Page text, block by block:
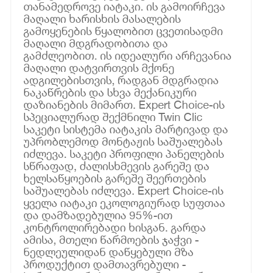
თანამედროვე იატაკი. ის გამოირჩევა
მაღალი ხარისხის მასალების
გამოყენების წყალობით ცვეთისადმი
მაღალი მდგრადობითა და
გამძლეობით. ის იდეალური არჩევანია
მაღალი დატვირთვის მქონე
ადგილებისთვის, რადგან მდგრადია
ნაკაწრების და სხვა მექანიკური
დაზიანების მიმართ. Expert Choice-ის
სპეციალურად შექმნილი Twin Clic
საკეტი სისტემა იატაკის მარტივად და
უპრობლემოდ მონტაჟის საშუალებას
იძლევა. საკეტი პროფილი პანელების
სწრაფად, ძალისხმევის გარეშე და
ხელსაწყოების გარეშე შეერთების
საშუალებას იძლევა. Expert Choice-ის
ყველა იატაკი ეკოლოგიურად სუფთაა
და დამზადებულია 95%-ით
კონტროლირებადი ხისგან. გარდა
ამისა, მთელი წარმოების ჯაჭვი -
ნედლეულიდან დაწყებული მზა
პროდუქტით დამთავრებული -